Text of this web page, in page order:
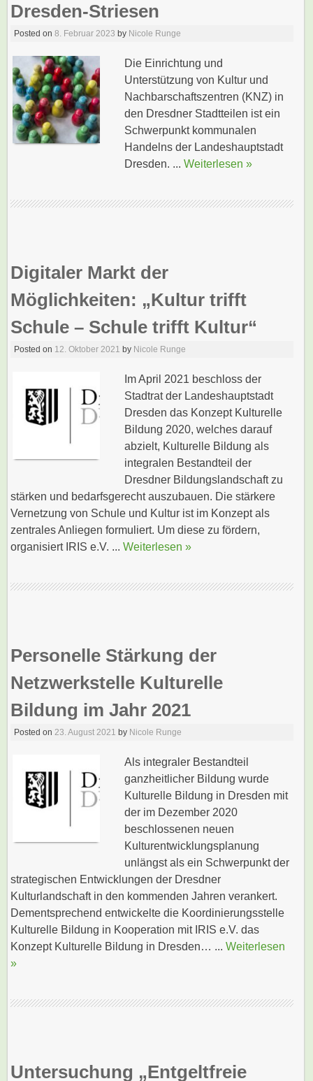
Dresden-Striesen
Posted on8. Februar 2023 by Nicole Runge
Die Einrichtung und
Unterstützung von Kultur und
Nachbarschaftszentren (KNZ) in
den Dresdner Stadtteilen ist ein
Schwerpunkt kommunalen
Handelns der Landeshauptstadt
Dresden. ...Weiterlesen »
Digitaler Markt der
Möglichkeiten: „Kultur trifft
Schule – Schule trifft Kultur“
Posted on 12. Oktober 2021 by Nicole Runge
Im April 2021 beschloss der
Stadtrat der Landeshauptstadt
Dresden das Konzept Kulturelle
Bildung 2020, welches darauf
abzielt, Kulturelle Bildung als
integralen Bestandteil der
Dresdner Bildungslandschaft zu
stärken und bedarfsgerecht auszubauen. Die stärkere
Vernetzung von Schule und Kultur ist im Konzept als
zentrales Anliegen formuliert. Um diese zu fördern,
organisiert IRIS e.V. ...Weiterlesen »
Personelle Stärkung der
Netzwerkstelle Kulturelle
Bildung im Jahr 2021
Posted on23. August 2021 by Nicole Runge
Als integraler Bestandteil
ganzheitlicher Bildung wurde
Kulturelle Bildung in Dresden mit
der im Dezember 2020
beschlossenen neuen
Kulturentwicklungsplanung
unlängst als ein Schwerpunkt der
strategischen Entwicklungen der Dresdner
Kulturlandschaft in den kommenden Jahren verankert.
Dementsprechend entwickelte die Koordinierungsstelle
Kulturelle Bildung in Kooperation mit IRIS e.V. das
Konzept Kulturelle Bildung in Dresden… ...Weiterlesen
»
Untersuchung „Entgeltfreie